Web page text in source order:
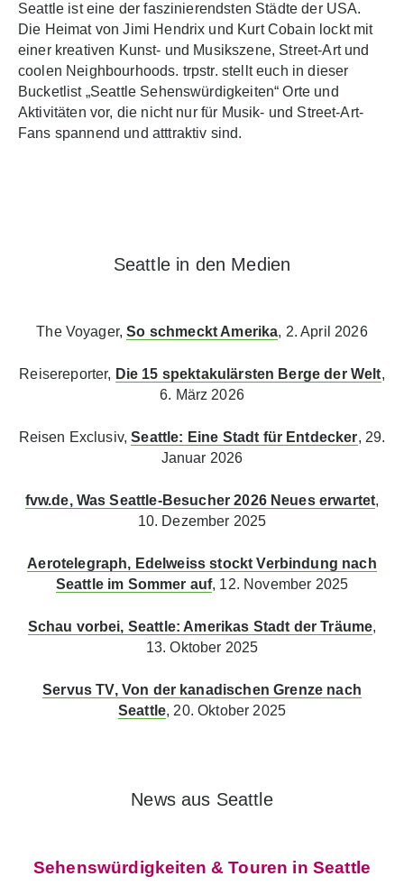
Seattle ist eine der faszinierendsten Städte der USA.
Die Heimat von Jimi Hendrix und Kurt Cobain lockt mit
einer kreativen Kunst- und Musikszene, Street-Art und
coolen Neighbourhoods. trpstr. stellt euch in dieser
Bucketlist „Seattle Sehenswürdigkeiten“ Orte und
Aktivitäten vor, die nicht nur für Musik- und Street-Art-
Fans spannend und atttraktiv sind.
Seattle in den Medien
The Voyager,So schmeckt Amerika, 2. April 2026
Reisereporter, Die 15 spektakulärsten Berge der Welt,
6. März 2026
Reisen Exclusiv,Seattle: Eine Stadt für Entdecker, 29.
Januar 2026
fvw.de, Was Seattle-Besucher 2026 Neues erwartet,
10. Dezember 2025
Aerotelegraph, Edelweiss stockt Verbindung nach
Seattle im Sommer auf, 12. November 2025
Schau vorbei, Seattle: Amerikas Stadt der Träume,
13. Oktober 2025
Servus TV, Von der kanadischen Grenze nach
Seattle, 20. Oktober 2025
News aus Seattle
Sehenswürdigkeiten & Touren in Seattle